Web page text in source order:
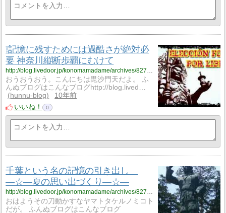
❕記憶に残すためには過酷さが絶対必
要 神奈川縦断歩覇にむけて
http://blog.livedoor.jp/konomamadame/archives/8273254.html
おうおうおう。こんにちは毘沙門天だよ。 ふ
んぬブログはこんなブログhttp://blog.lived…
hunnu-blog
10年前
いいね！
0
千葉という名の記憶の引き出し
―☆―夏の思い出づくり―☆―
http://blog.livedoor.jp/konomamadame/archives/8273018.html
おはようその刀動かすなヤマトタケルノミコト
だが。 ふんぬブログはこんなブログ